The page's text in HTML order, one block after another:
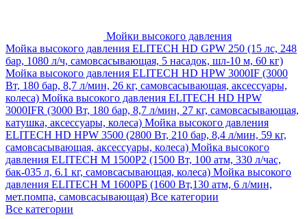
Мойки высокого давления
Мойка высокого давления ELITECH HD GPW 250 (15 лс, 248
бар, 1080 л/ч, самовсасывающая, 5 насадок, шл-10 м, 60 кг)
Мойка высокого давления ELITECH HD HPW 3000IF (3000
Вт, 180 бар, 8,7 л/мин, 26 кг, самовсасывающая, аксессуары,
колеса) Мойка высокого давления ELITECH HD HPW
3000IFR (3000 Вт, 180 бар, 8,7 л/мин, 27 кг, самовсасывающая,
катушка, аксессуары, колеса) Мойка высокого давления
ELITECH HD HPW 3500 (2800 Вт, 210 бар, 8,4 л/мин, 59 кг,
самовсасывающая, аксессуары, колеса) Мойка высокого
давления ELITECH M 1500P2 (1500 Вт, 100 атм, 330 л/час,
бак-035 л, 6.1 кг, самовсасывающая, колеса) Мойка высокого
давления ELITECH М 1600РБ (1600 Вт,130 атм, 6 л/мин,
мет.помпа, самовсасывающая) Все категории
Все категории